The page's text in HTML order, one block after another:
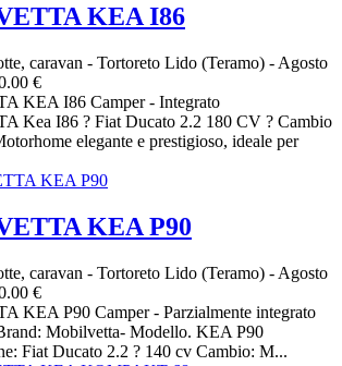
KEA I86
caravan - Tortoreto Lido (Teramo) - Agosto
€
KEA I86 Camper - Integrato
Kea I86 ? Fiat Ducato 2.2 180 CV ? Cambio
elegante e prestigioso, ideale per
KEA P90
caravan - Tortoreto Lido (Teramo) - Agosto
€
KEA P90 Camper - Parzialmente integrato
Mobilvetta- Modello. KEA P90
Fiat Ducato 2.2 ? 140 cv Cambio: M...